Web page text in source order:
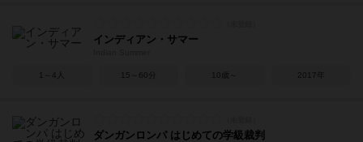
インディアン・サマー
1～4人 15～60分 10歳～ 2017年
ダンガンロンパ はじめての学級裁判